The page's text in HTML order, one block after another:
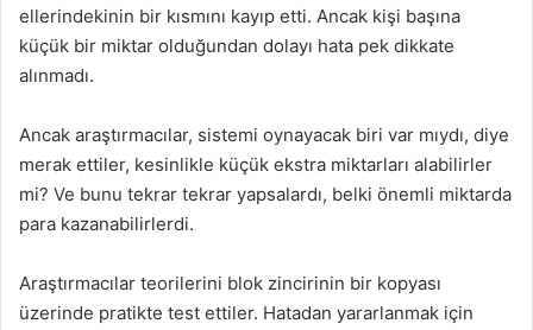
ellerindekinin bir kısmını kayıp etti. Ancak kişi başına
küçük bir miktar olduğundan dolayı hata pek dikkate
alınmadı.
Ancak araştırmacılar, sistemi oynayacak biri var mıydı, diye
merak ettiler, kesinlikle küçük ekstra miktarları alabilirler
mi? Ve bunu tekrar tekrar yapsalardı, belki önemli miktarda
para kazanabilirlerdi.
Araştırmacılar teorilerini blok zincirinin bir kopyası
üzerinde pratikte test ettiler. Hatadan yararlanmak için